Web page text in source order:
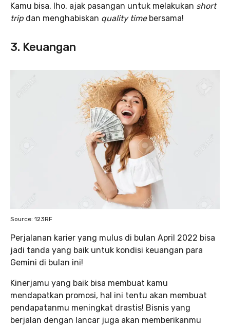
Kamu bisa, lho, ajak pasangan untuk melakukan short
trip dan menghabiskan quality time bersama!
3. Keuangan
Source: 123RF
Perjalanan karier yang mulus di bulan April 2022 bisa
jadi tanda yang baik untuk kondisi keuangan para
Gemini di bulan ini!
Kinerjamu yang baik bisa membuat kamu
mendapatkan promosi, hal ini tentu akan membuat
pendapatanmu meningkat drastis! Bisnis yang
berjalan dengan lancar juga akan memberikanmu